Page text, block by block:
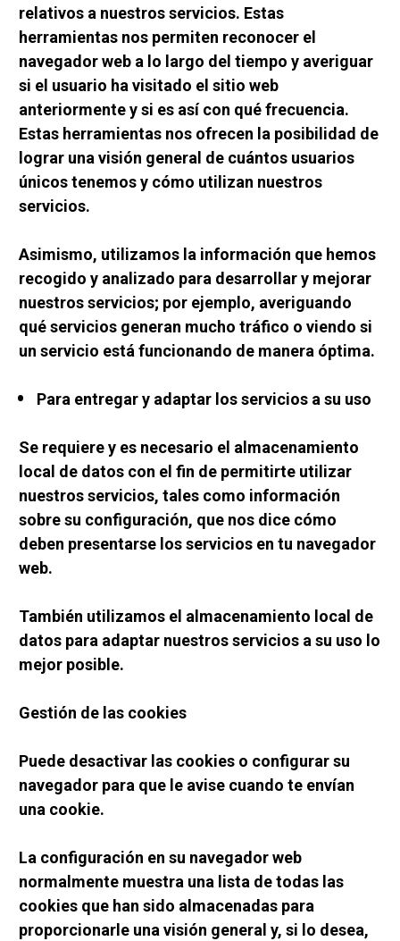
relativos a nuestros servicios. Estas
herramientas nos permiten reconocer el
navegador web a lo largo del tiempo y averiguar
si el usuario ha visitado el sitio web
anteriormente y si es así con qué frecuencia.
Estas herramientas nos ofrecen la posibilidad de
lograr una visión general de cuántos usuarios
únicos tenemos y cómo utilizan nuestros
servicios.
Asimismo, utilizamos la información que hemos
recogido y analizado para desarrollar y mejorar
nuestros servicios; por ejemplo, averiguando
qué servicios generan mucho tráfico o viendo si
un servicio está funcionando de manera óptima.
Para entregar y adaptar los servicios a su uso
Se requiere y es necesario el almacenamiento
local de datos con el fin de permitirte utilizar
nuestros servicios, tales como información
sobre su configuración, que nos dice cómo
deben presentarse los servicios en tu navegador
web.
También utilizamos el almacenamiento local de
datos para adaptar nuestros servicios a su uso lo
mejor posible.
Gestión de las cookies
Puede desactivar las cookies o configurar su
navegador para que le avise cuando te envían
una cookie.
La configuración en su navegador web
normalmente muestra una lista de todas las
cookies que han sido almacenadas para
proporcionarle una visión general y, si lo desea,